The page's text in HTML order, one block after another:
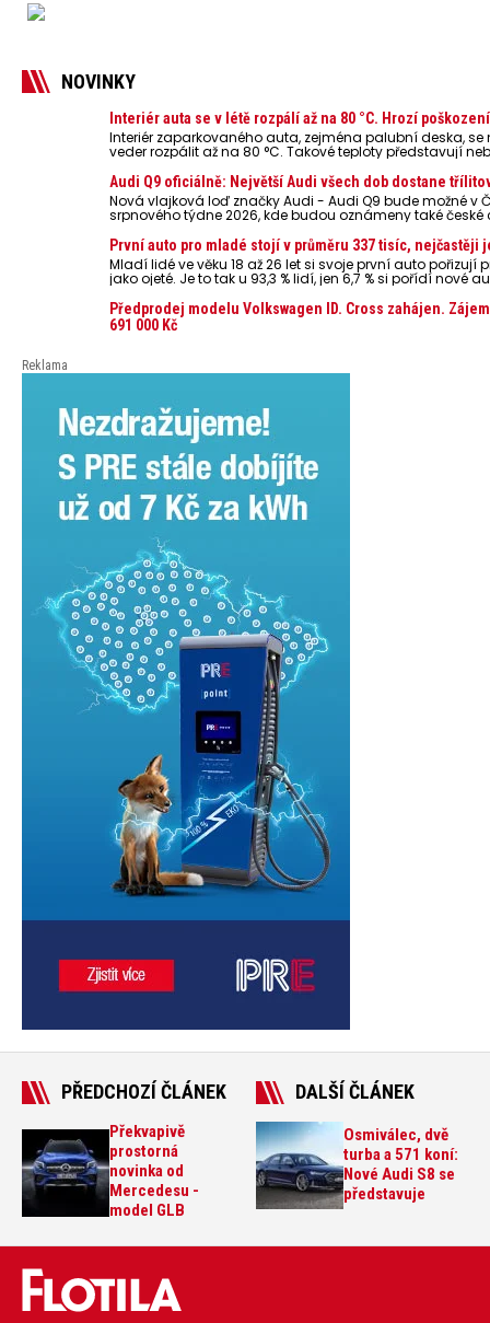
NOVINKY
Interiér auta se v létě rozpálí až na 80 °C. Hrozí
Interiér zaparkovaného auta, zejména palubní deska,
veder rozpálit až na 80 °C. Takové teploty představují
případech i zvýšit riziko požáru.
Audi Q9 oficiálně: Největší Audi všech dob dostane
Nová vlajková loď značky Audi - Audi Q9 bude možné v
srpnového týdne 2026, kde budou oznámeny také české
První auto pro mladé stojí v průměru 337 tisíc, nejčastěji
Mladí lidé ve věku 18 až 26 let si svoje první auto
jako ojeté. Je to tak u 93,3 % lidí, jen 6,7 % si pořídí nové
dat Leasingu České spořitelny za posledních 10 let
Předprodej modelu Volkswagen ID. Cross zahájen.
691 000 Kč
Reklama
PŘEDCHOZÍ ČLÁNEK
Překvapivě
prostorná
novinka od
Mercedesu -
model GLB
DALŠÍ ČLÁNEK
Osmiválec, dvě
turba a 571 koní:
Nové Audi S8 se
představuje